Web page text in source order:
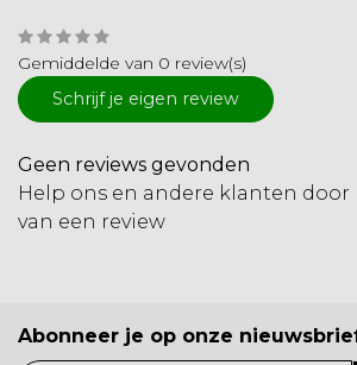
Gemiddelde van 0 review(s)
Schrijf je eigen review
Geen reviews gevonden
Help ons en andere klanten door
van een review
Abonneer je op onze